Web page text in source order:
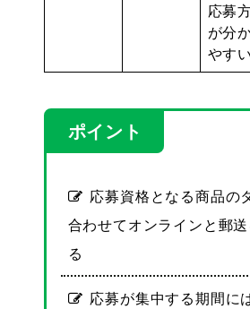
応募
が分
やすい
ポイント
応募資格となる商品の
合わせてオンラインと郵
る
応募が集中する期間に